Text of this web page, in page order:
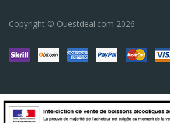
Copyright © Ouestdeal.com 2026